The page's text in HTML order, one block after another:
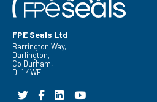
FPE Seals Ltd
Barrington Way,
Darlington,
Co Durham,
DL1 4WF